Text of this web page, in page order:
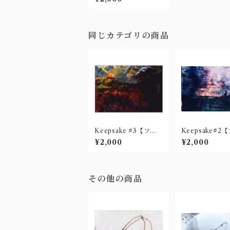
同じカテゴリの商品
Keepsake #3【フォ
トブック】
¥2,000
Keepsake#2【
ブック】
¥2,000
その他の商品